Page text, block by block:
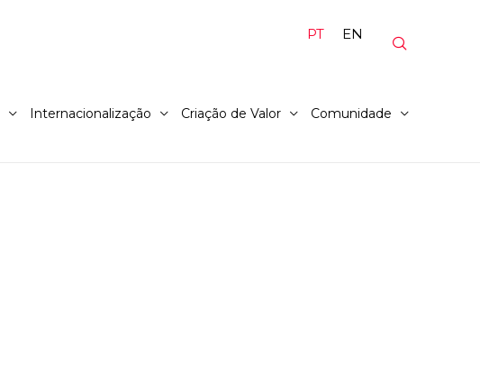
PT EN
Internacionalização Criação de Valor Comunidade